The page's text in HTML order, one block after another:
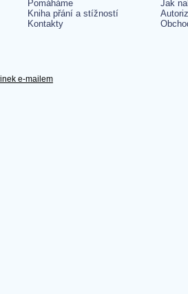
Pomáháme
Kniha přání a stížností
Kontakty
Jak
e-mailem